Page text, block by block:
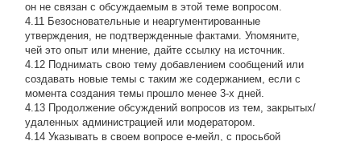
он не связан с обсуждаемым в этой теме вопросом.
4.11 Безосновательные и неаргументированные
утверждения, не подтвержденные фактами. Упомяните,
чей это опыт или мнение, дайте ссылку на источник.
4.12 Поднимать свою тему добавлением сообщений или
создавать новые темы с таким же содержанием, если с
момента создания темы прошло менее 3-х дней.
4.13 Продолжение обсyждений вопросов из тем, закpытых/
удаленных администрацией или модератором.
4.14 Указывать в своем вопросе е-мейл, с просьбой